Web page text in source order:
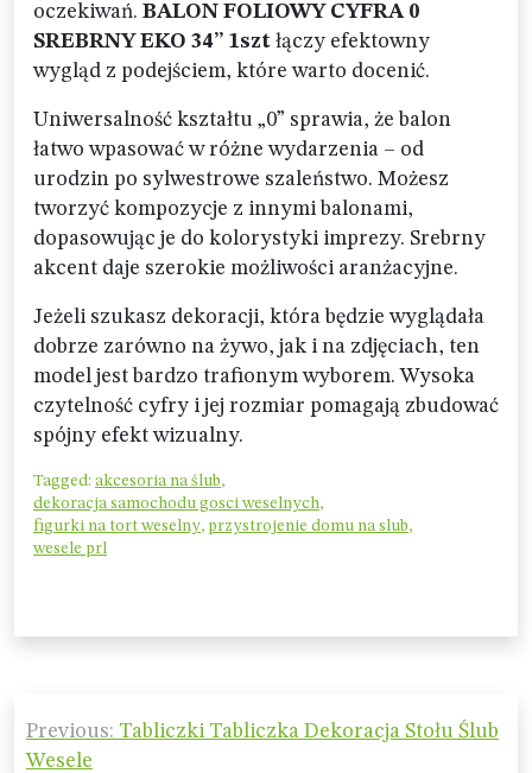
oczekiwań. BALON FOLIOWY CYFRA 0
SREBRNY EKO 34” 1szt łączy efektowny
wygląd z podejściem, które warto docenić.
Uniwersalność kształtu „0” sprawia, że balon
łatwo wpasować w różne wydarzenia – od
urodzin po sylwestrowe szaleństwo. Możesz
tworzyć kompozycje z innymi balonami,
dopasowując je do kolorystyki imprezy. Srebrny
akcent daje szerokie możliwości aranżacyjne.
Jeżeli szukasz dekoracji, która będzie wyglądała
dobrze zarówno na żywo, jak i na zdjęciach, ten
model jest bardzo trafionym wyborem. Wysoka
czytelność cyfry i jej rozmiar pomagają zbudować
spójny efekt wizualny.
Tagged: akcesoria na ślub,
dekoracja samochodu gosci weselnych,
figurki na tort weselny, przystrojenie domu na slub,
wesele prl
Nawigacja
wpisu
Previous: Tabliczki Tabliczka Dekoracja Stołu Ślub
Wesele